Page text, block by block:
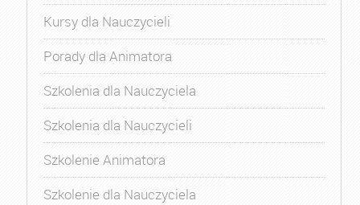
Kursy dla Nauczycieli
Porady dla Animatora
Szkolenia dla Nauczyciela
Szkolenia dla Nauczycieli
Szkolenie Animatora
Szkolenie dla Nauczyciela